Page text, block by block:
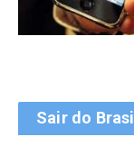
Sair do Brasil